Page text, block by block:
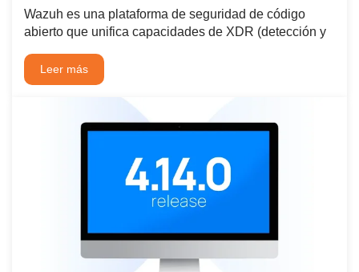
Wazuh es una plataforma de seguridad de código
abierto que unifica capacidades de XDR (detección y
Leer más